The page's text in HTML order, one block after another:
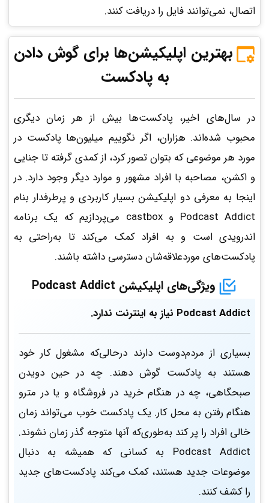
اتصال، نمی‌توانند فایل را دریافت کنند.
بهترین اپلیکیشن‌ها برای گوش دادن
به پادکست
در سال‌های اخیر، پادکست‌ها بیش از هر زمان دیگری
محبوب شده‌اند. هزاران، اگر نگوییم میلیون‌ها پادکست در
مورد هر موضوعی که بتوان تصور کرد، از کمدی گرفته تا جنایی
و اکشن، مصاحبه با افراد مشهور و موارد دیگر وجود دارد. در
اینجا به معرفی دو اپلیکیشن بسیار کاربردی و پرطرفدار بنام
Podcast Addict و castbox می‌پردازیم که یک برنامه
اندرویدی است و به افراد کمک می‌کند تا به‌راحتی به
پادکست‌های موردعلاقه‌شان دسترسی داشته باشند.
ویژگی‌های اپلیکیشن Podcast Addict
Podcast Addict نیاز به اینترنت ندارد.
بسیاری از مردم‌دوست دارند درحالی‌که مشغول کار خود
هستند به پادکست گوش دهند. چه در حین دویدن
صبحگاهی، چه در هنگام خرید در فروشگاه و یا در مترو
هنگام رفتن به محل کار. یک پادکست خوب می‌تواند زمان
خالی افراد را پر کند به‌طوری‌که آنها متوجه گذر زمان نشوند.
Podcast Addict به کسانی که همیشه به دنبال
موضوعات جدید هستند، کمک می‌کند پادکست‌های جدید
را کشف کنند.